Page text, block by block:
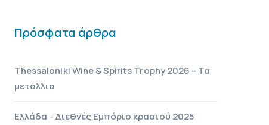
Πρόσφατα άρθρα
Thessaloniki Wine & Spirits Trophy 2026 – Τα
μετάλλια
Ελλάδα – Διεθνές Εμπόριο κρασιού 2025